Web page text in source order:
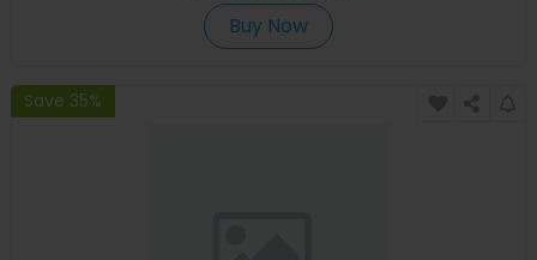
Buy Now
Save 35%